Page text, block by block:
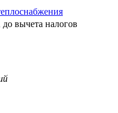
до вычета налогов